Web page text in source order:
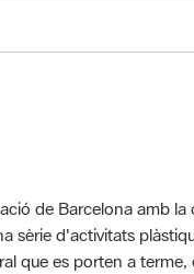
de Barcelona amb la
sèrie d'activitats
que es porten a